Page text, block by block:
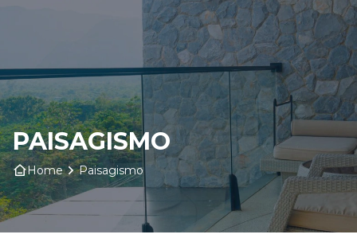
Home
Sobre nós
Produtos
Insumos
Serviços
PAISAGISMO
Home Paisagismo